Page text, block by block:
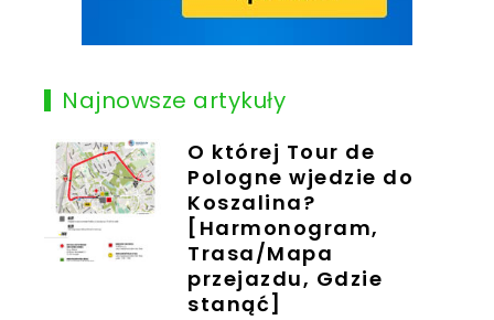
Najnowsze artykuły
O której Tour de
Pologne wjedzie do
Koszalina?
[Harmonogram,
Trasa/Mapa
przejazdu, Gdzie
stanąć]